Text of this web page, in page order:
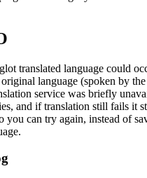
translated language could
language (spoken by the
service was briefly
and if translation still fails it
you can try again, instead of